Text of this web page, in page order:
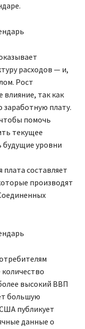
расходов — и,
Рост
так как
плату.
помочь
текущее
будущие уровни
плата составляет
производят
высокий ВВП
большую
публикует
данные о